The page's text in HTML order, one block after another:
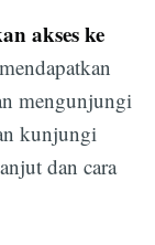
akses ke
mengunjungi
kunjungi
dan cara